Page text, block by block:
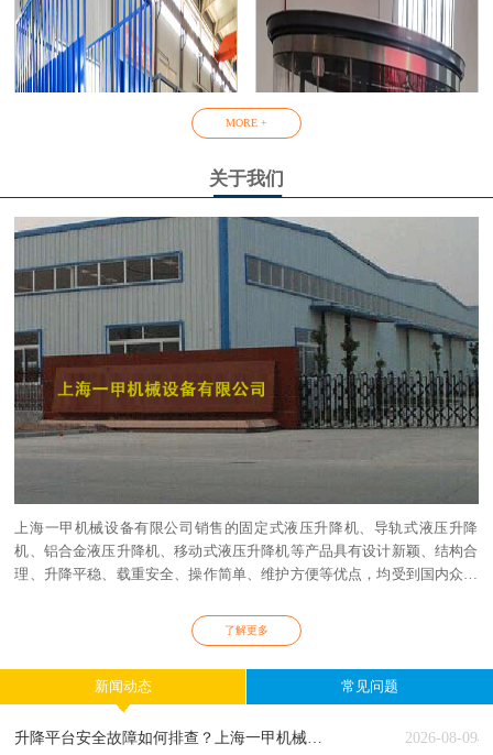
铝合金升降平台 自行式升降作业平台
液压卸猪台 升降舞台
MORE +
关于我们
上海一甲机械设备有限公司销售的固定式液压升降机、导轨式液压升降
机、铝合金液压升降机、移动式液压升降机等产品具有设计新颖、结构合
理、升降平稳、载重安全、操作简单、维护方便等优点，均受到国内众多
装修领域、企业生产、体育休闲场馆、机械设备维修、军用、高空设备安
装、机场、车站、港口、仓库等领域.
了解更多
新闻动态 常见问题
升降平台安全故障如何排查？上海一甲机械分享专业维修经验 2026-08-09